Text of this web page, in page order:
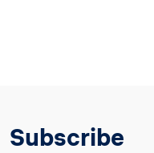
Subscribe